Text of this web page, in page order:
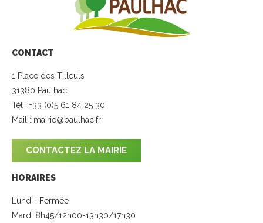
CONTACT
1 Place des Tilleuls
31380 Paulhac
Tél : +33 (0)5 61 84 25 30
Mail : mairie@paulhac.fr
CONTACTEZ LA MAIRIE
HORAIRES
Lundi : Fermée
Mardi 8h45/12h00-13h30/17h30